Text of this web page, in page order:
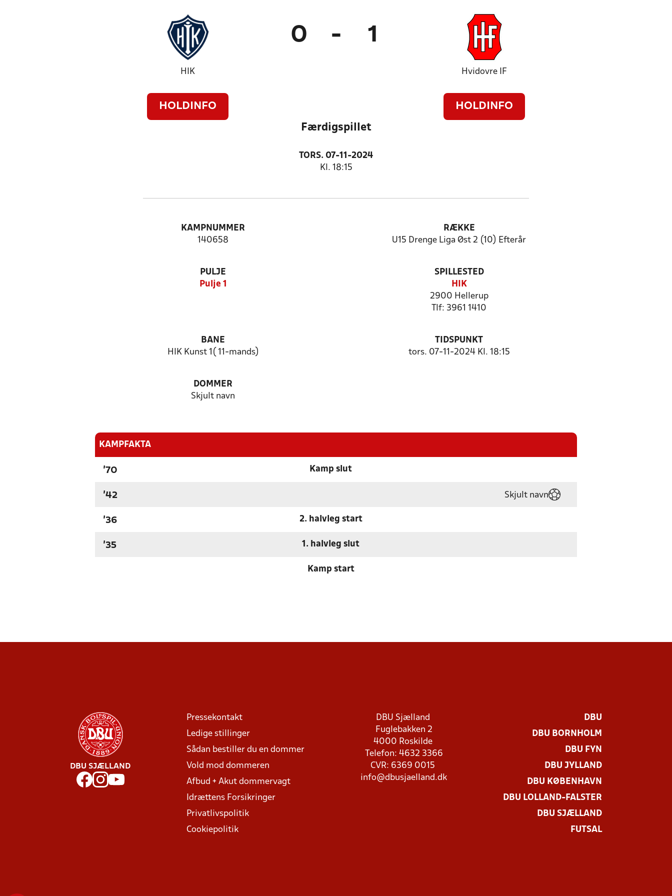
HIK
HOLDINFO
0 - 1
Hvidovre IF
HOLDINFO
Færdigspillet
TORS. 07-11-2024
Kl. 18:15
KAMPNUMMER
140658
RÆKKE
U15 Drenge Liga Øst 2 (10) Efterår
PULJE
Pulje 1
SPILLESTED
HIK
2900 Hellerup
Tlf: 3961 1410
BANE
HIK Kunst 1( 11-mands)
TIDSPUNKT
tors. 07-11-2024 Kl. 18:15
DOMMER
Skjult navn
KAMPFAKTA
'70 Kamp slut
'42 Skjult navn
'36 2. halvleg start
'35 1. halvleg slut
Kamp start
DBU SJÆLLAND
Pressekontakt
Ledige stillinger
Sådan bestiller du en dommer
Vold mod dommeren
Afbud + Akut dommervagt
Idrættens Forsikringer
Privatlivspolitik
Cookiepolitik
DBU Sjælland
Fuglebakken 2
4000 Roskilde
Telefon: 4632 3366
CVR: 6369 0015
info@dbusjaelland.dk
DBU
DBU BORNHOLM
DBU FYN
DBU JYLLAND
DBU KØBENHAVN
DBU LOLLAND-FALSTER
DBU SJÆLLAND
FUTSAL